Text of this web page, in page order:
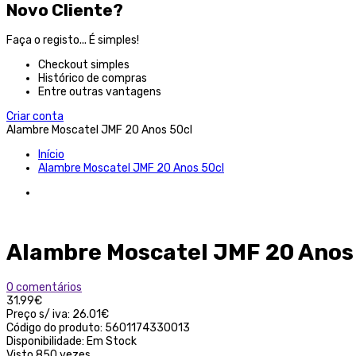
Novo Cliente?
Faça o registo... É simples!
Checkout simples
Histórico de compras
Entre outras vantagens
Criar conta
Alambre Moscatel JMF 20 Anos 50cl
Início
Alambre Moscatel JMF 20 Anos 50cl
Alambre Moscatel JMF 20
0 comentários
31.99€
Preço s/ iva: 26.01€
Código do produto: 5601174330013
Disponibilidade: Em Stock